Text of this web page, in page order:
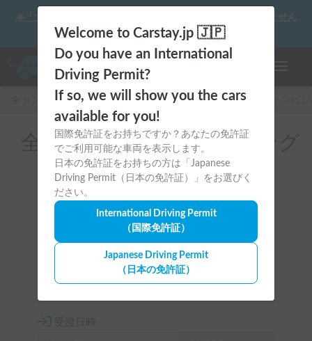
Welcome to Carstay.jp 🇯🇵
Do you have an International
Driving Permit?
If so, we will show you the cars
available for you!
国際免許証をお持ちですか？あなたの免許証
でご利用可能な車両を表示します。
日本の免許証をお持ちの方は「Japanese
Driving Permit（日本の免許証）」をお選びく
ださい。
International Driving Permit
（国際免許証）
Japanese Driving Permit
（日本の免許証）
☀️「大曲の花火」をキャンピングカーで最高の思い出にしません
か？
キャンピングカー・車中泊スポット予約はCarstay
全国のレンタルキャンピング
カー
全国